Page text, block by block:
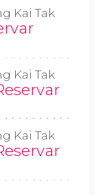
Kai Tak
Kai Tak
Kai Tak